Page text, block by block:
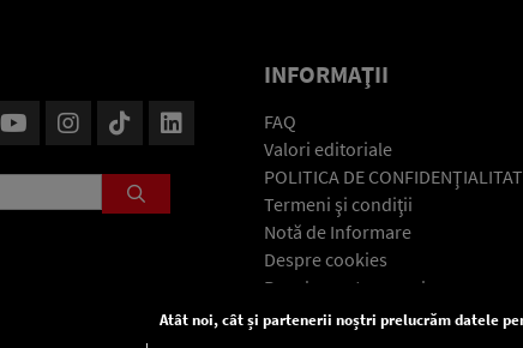
INFORMAŢII
FAQ
Valori editoriale
POLITICA DE
Termeni şi condiţii
Notă de Informare
Despre cookies
Regulament general
GDPR
Atât noi, cât și partenerii noștri prelucrăm datele